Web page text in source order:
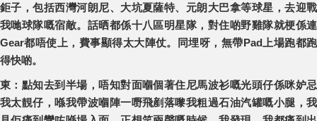
鉅子，包括西灣河朗尼、大坑夏薩特、元朗大巴拿等球星，去迎戰
我哋球隊嘅宿敵。話晒都係十八區明星隊，對住啲野雞隊就梗係連
Gear都唔使上，費事顯得太大陣仗。同埋呀，無帶Pad上場跑都跑
得快啲。
東：點知去到半場，唔知對面嗰個著住尼馬波衫嘅光頭仔係咪妒忌
我太靚仔，喺我帶波嗰陣一嘢飛剷落嚟我粗過石油汽罐嘅小腿，我